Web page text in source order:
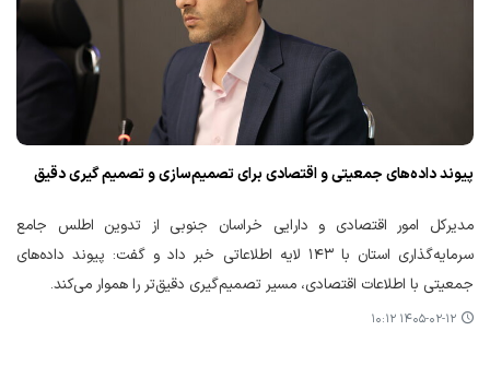
پیوند داده‌های جمعیتی و اقتصادی برای تصمیم‌سازی و تصمیم گیری دقیق
مدیرکل امور اقتصادی و دارایی خراسان جنوبی از تدوین اطلس جامع
سرمایه‌گذاری استان با ۱۴۳ لایه اطلاعاتی خبر داد و گفت: پیوند داده‌های
جمعیتی با اطلاعات اقتصادی، مسیر تصمیم‌گیری دقیق‌تر را هموار می‌کند.
۱۴۰۵-۰۲-۱۲ ۱۰:۱۲